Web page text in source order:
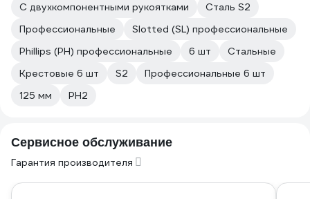
С двухкомпонентными рукоятками
Сталь S2
Профессиональные
Slotted (SL) профессиональные
Phillips (PH) профессиональные
6 шт
Стальные
Крестовые 6 шт
S2
Профессиональные 6 шт
125 мм
PH2
Сервисное обслуживание
Гарантия производителя